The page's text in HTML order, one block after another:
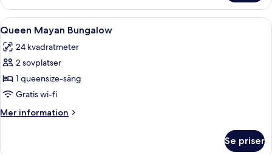
Mayan
Bungalow
Öppna
alla
foton
för
Queen
Mayan
Bungalow
Sängtillbehör av högsta kvalitet,
11
Queen Mayan Bungalow
24 kvadratmeter
2 sovplatser
1 queensize-säng
Gratis wi-fi
Mer information
Mer
Se priser